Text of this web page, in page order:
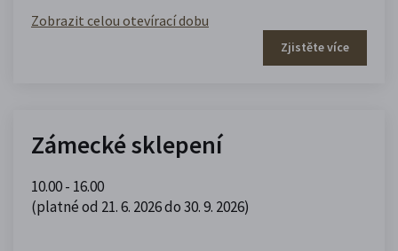
Zobrazit celou otevírací dobu
Zjistěte více
Zámecké sklepení
10.00 - 16.00
(platné od 21. 6. 2026 do 30. 9. 2026)